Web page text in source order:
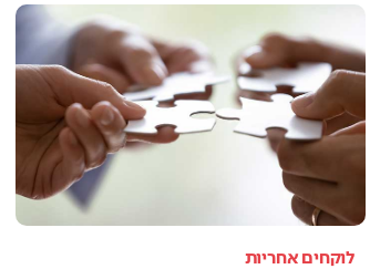
לוקחים אחריות